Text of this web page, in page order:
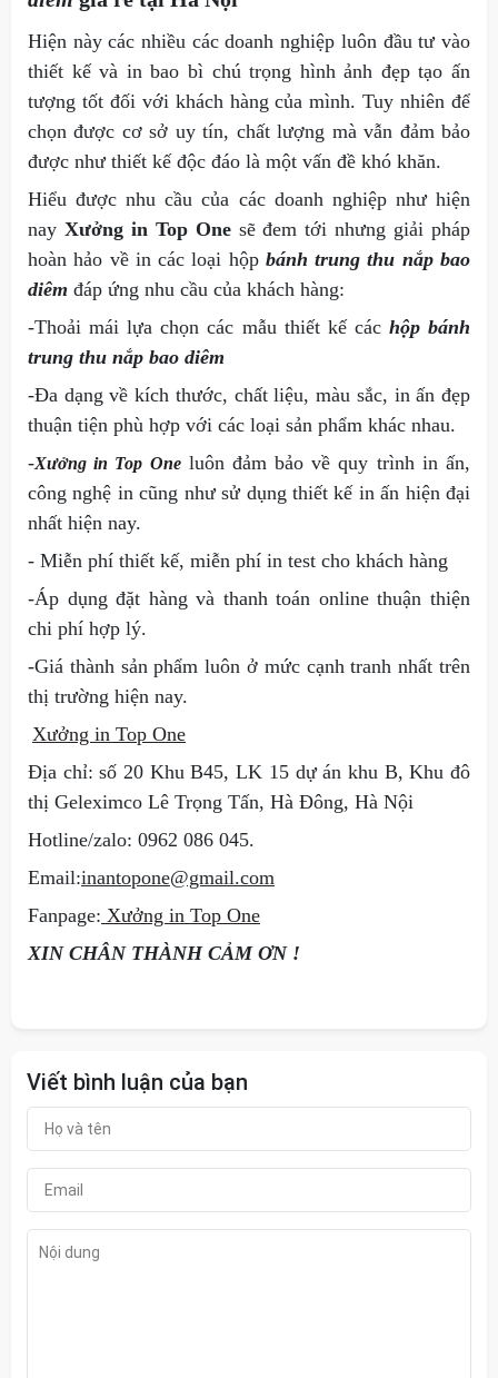
Hiện này các nhiều các doanh nghiệp luôn đầu tư vào
thiết kế và in bao bì chú trọng hình ảnh đẹp tạo ấn
tượng tốt đối với khách hàng của mình. Tuy nhiên để
chọn được cơ sở uy tín, chất lượng mà vẫn đảm bảo
được như thiết kế độc đáo là một vấn đề khó khăn.
Hiểu được nhu cầu của các doanh nghiệp như hiện
nay Xưởng in Top Onesẽ đem tới nhưng giải pháp
hoàn hảo về in các loại hộp bánh trung thu nắp bao
diêm đáp ứng nhu cầu của khách hàng:
-Thoải mái lựa chọn các mẫu thiết kế các hộp bánh
trung thu nắp bao diêm
-Đa dạng về kích thước, chất liệu, màu sắc, in ấn đẹp
thuận tiện phù hợp với các loại sản phẩm khác nhau.
-Xưởng in Top Oneluôn đảm bảo về quy trình in ấn,
công nghệ in cũng như sử dụng thiết kế in ấn hiện đại
nhất hiện nay.
- Miễn phí thiết kế, miễn phí in test cho khách hàng
-Áp dụng đặt hàng và thanh toán online thuận thiện
chi phí hợp lý.
-Giá thành sản phẩm luôn ở mức cạnh tranh nhất trên
thị trường hiện nay.
Xưởng in Top One
Địa chỉ: số 20 Khu B45, LK 15 dự án khu B, Khu đô
thị Geleximco Lê Trọng Tấn, Hà Đông, Hà Nội
Hotline/zalo: 0962 086 045.
Email:inantopone@gmail.com
Fanpage: Xưởng in Top One
XIN CHÂN THÀNH CẢM ƠN !
Viết bình luận của bạn